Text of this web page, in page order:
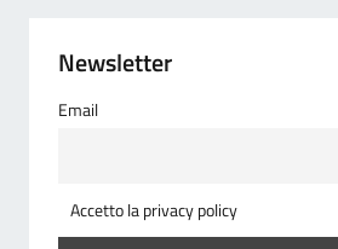
Newsletter
Email
Accetto la privacy policy